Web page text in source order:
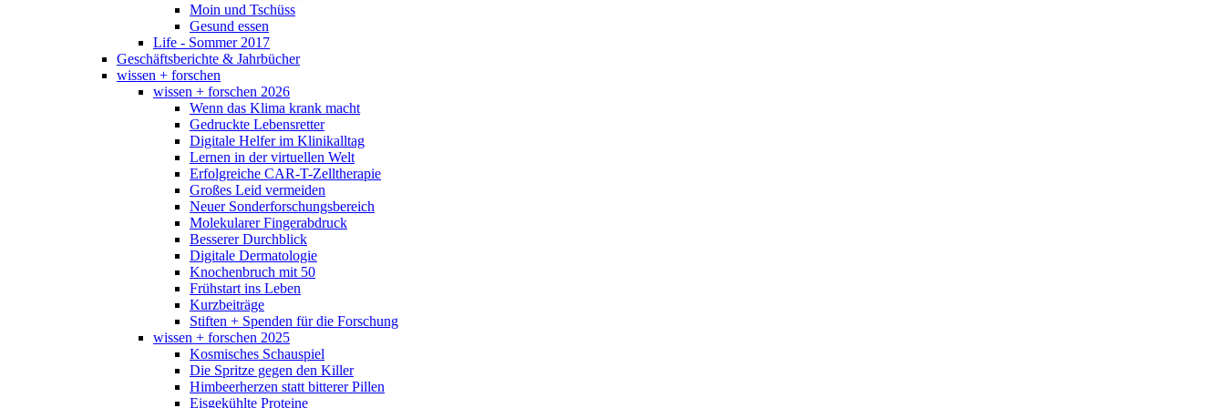
Moin und Tschüss
Gesund essen
Life - Sommer 2017
Geschäftsberichte & Jahrbücher
wissen + forschen
wissen + forschen 2026
Wenn das Klima krank macht
Gedruckte Lebensretter
Digitale Helfer im Klinikalltag
Lernen in der virtuellen Welt
Erfolgreiche CAR-T-Zelltherapie
Großes Leid vermeiden
Neuer Sonderforschungsbereich
Molekularer Fingerabdruck
Besserer Durchblick
Digitale Dermatologie
Knochenbruch mit 50
Frühstart ins Leben
Kurzbeiträge
Stiften + Spenden für die Forschung
wissen + forschen 2025
Kosmisches Schauspiel
Die Spritze gegen den Killer
Himbeerherzen statt bitterer Pillen
Eisgekühlte Proteine